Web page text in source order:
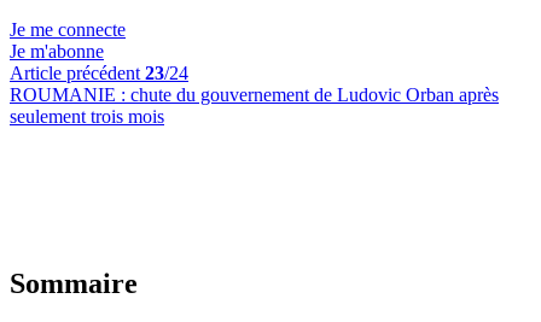
Je me connecte
Je m'abonne
Article précédent 23/24
ROUMANIE : chute du gouvernement de Ludovic Orban après
seulement trois mois
Sommaire